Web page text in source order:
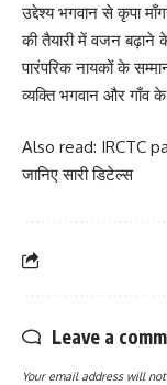
उद्देश्य भगवान से कृपा
की तैयारी में वजन बढ़ाने
पारंपरिक नायकों के
व्यक्ति भगवान और गाँव के
Also read: IRCTC
जानिए सारी डिटेल्स
Leave a
Your email address will